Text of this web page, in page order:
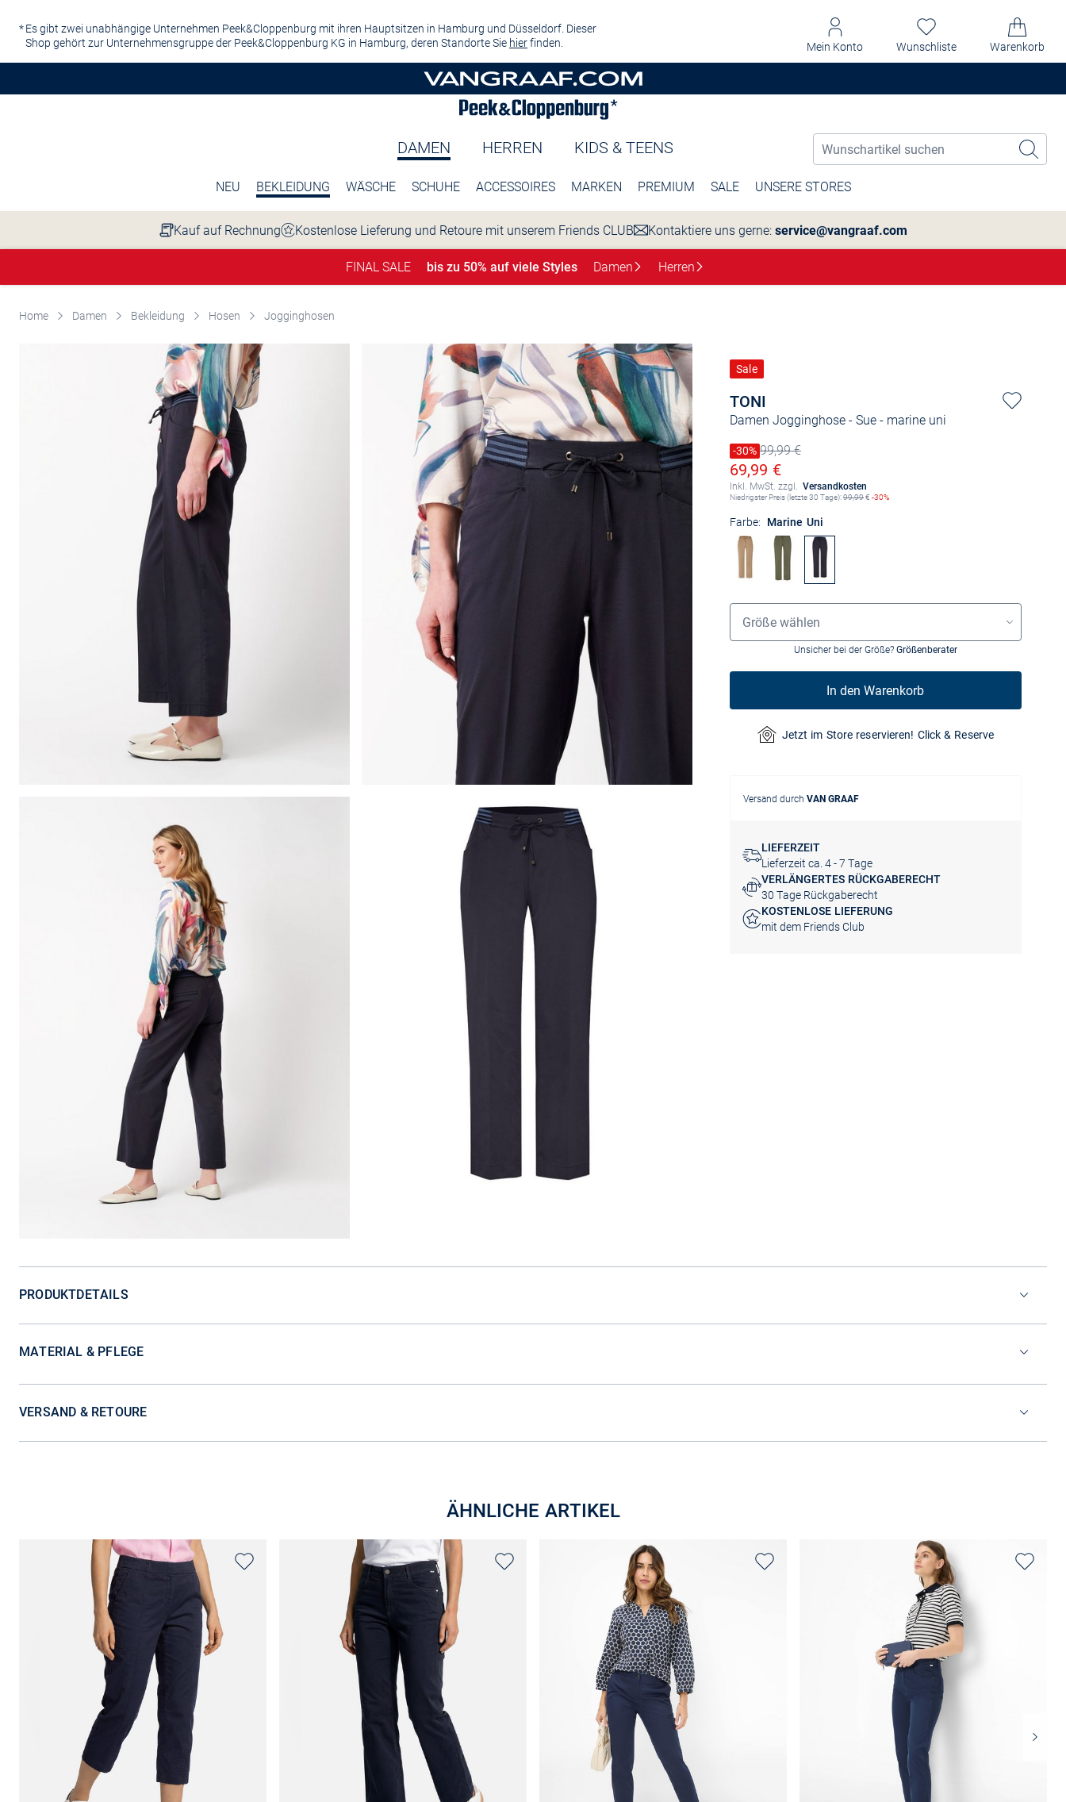
Es gibt zwei unabhängige Unternehmen Peek&Cloppenburg mit ihren Hauptsitzen in Hamburg und Düsseldorf. Dieser
Shop gehört zur Unternehmensgruppe der Peek&Cloppenburg KG in Hamburg, deren Standorte Sie hierfinden. Mein Konto Wunschliste Warenkorb
DAMEN HERREN KIDS & TEENS
NEU BEKLEIDUNG WÄSCHE SCHUHE ACCESSOIRES MARKEN PREMIUM SALE UNSERE STORES
Kauf auf Rechnung Kostenlose Lieferung und Retoure mit unserem Friends CLUB Kontaktiere uns gerne: service@vangraaf.com
FINAL SALE bis zu 50% auf viele Styles Damen Herren
Home Damen Bekleidung Hosen Jogginghosen
TONI
Damen Jogginghose - Sue- marine uni
Sale
Preis reduziert um
-30%
Alter Preis99,99 €
Ermäßigter Preis
69,99 €
Inkl. MwSt. zzgl. Versandkosten
Niedrigster Preis (letzte 30 Tage):99,99€ -30%
Farbe: Marine Uni
Größenauswahl
Größe wählen
Unsicher bei der Größe? Größenberater
In den Warenkorb
Jetzt im Store reservieren! Click & Reserve
Versand durch VAN GRAAF
LIEFERZEIT
Lieferzeit ca. 4 - 7 Tage
VERLÄNGERTES RÜCKGABERECHT
30 Tage Rückgaberecht
KOSTENLOSE LIEFERUNG
mit dem Friends Club
PRODUKTDETAILS
MATERIAL & PFLEGE
VERSAND & RETOURE
ÄHNLICHE ARTIKEL